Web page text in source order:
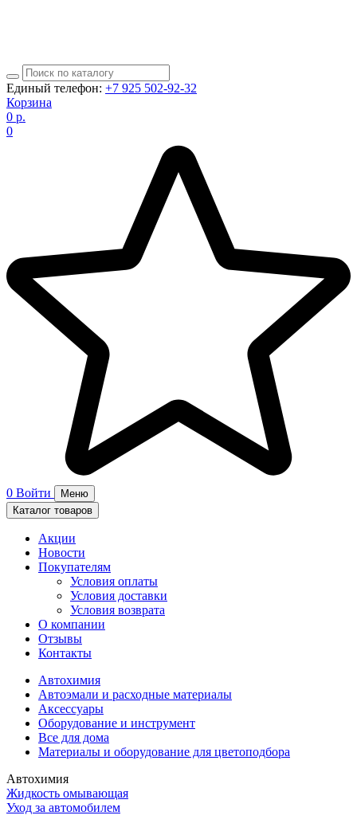
Единый телефон: +7 925 502-92-32
Корзина
0 р.
0
0 Войти
Меню
Каталог товаров
Акции
Новости
Покупателям
Условия оплаты
Условия доставки
Условия возврата
О компании
Отзывы
Контакты
Автохимия
Автоэмали и расходные материалы
Аксессуары
Оборудование и инструмент
Все для дома
Материалы и оборудование для цветоподбора
Автохимия
Жидкость омывающая
Уход за автомобилем